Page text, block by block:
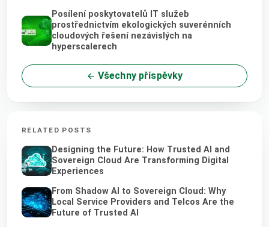
Posílení poskytovatelů IT služeb
prostřednictvím ekologických suverénních
cloudových řešení nezávislých na
hyperscalerech
Všechny příspěvky
RELATED POSTS
Designing the Future: How Trusted AI and
Sovereign Cloud Are Transforming Digital
Experiences
From Shadow AI to Sovereign Cloud: Why
Local Service Providers and Telcos Are the
Future of Trusted AI